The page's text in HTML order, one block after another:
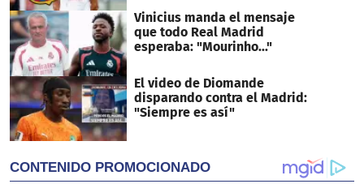
Vinicius manda el mensaje
que todo Real Madrid
esperaba: "Mourinho..."
El video de Diomande
disparando contra el Madrid:
"Siempre es así"